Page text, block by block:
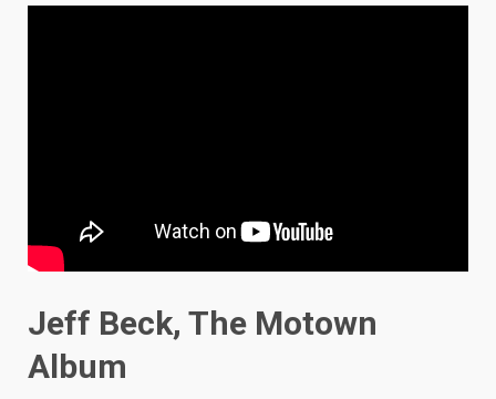
Jeff Beck, The Motown
Album